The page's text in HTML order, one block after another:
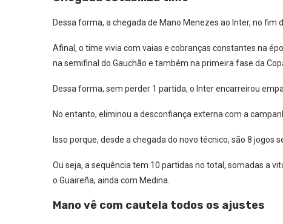
Dessa forma, a chegada de Mano Menezes ao Inter, no fim
Afinal, o time vivia com vaias e cobranças constantes na
na semifinal do Gauchão e também na primeira fase da
Dessa forma, sem perder 1 partida, o Inter encarreirou
No entanto, eliminou a desconfiança externa com a
Isso porque, desde a chegada do novo técnico, são 8 jogos
Ou seja, a sequência tem 10 partidas no total, somadas a
o Guaireña, ainda com Medina.
Mano vê com cautela todos os ajustes